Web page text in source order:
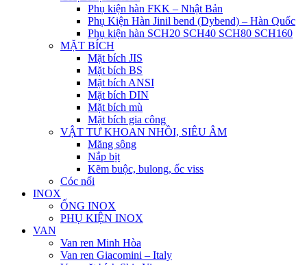
Phụ kiện hàn FKK – Nhật Bản
Phụ Kiện Hàn Jinil bend (Dybend) – Hàn Quốc
Phụ kiện hàn SCH20 SCH40 SCH80 SCH160
MẶT BÍCH
Mặt bích JIS
Mặt bích BS
Mặt bích ANSI
Mặt bích DIN
Mặt bích mù
Mặt bích gia công
VẬT TƯ KHOAN NHỒI, SIÊU ÂM
Măng sông
Nắp bịt
Kẽm buộc, bulong, ốc viss
Cóc nối
INOX
ỐNG INOX
PHỤ KIỆN INOX
VAN
Van ren Minh Hòa
Van ren Giacomini – Italy